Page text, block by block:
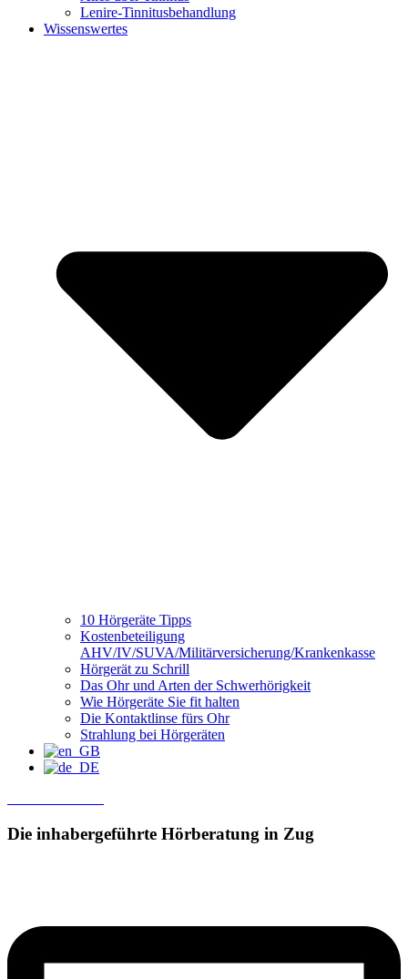
Lenire-Tinnitusbehandlung
Wissenswertes
10 Hörgeräte Tipps
Kostenbeteiligung
AHV/IV/SUVA/Militärversicherung/Krankenkasse
Hörgerät zu Schrill
Das Ohr und Arten der Schwerhörigkeit
Wie Hörgeräte Sie fit halten
Die Kontaktlinse fürs Ohr
Strahlung bei Hörgeräten
Die inhabergeführte Hörberatung in Zug